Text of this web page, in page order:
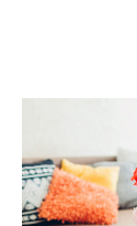
Adresă de e-